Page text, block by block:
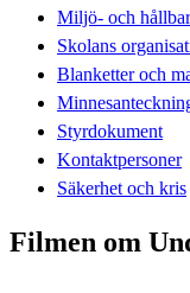
Miljö- och
Skolans
Blanketter och
Styrdokument
Kontaktpersoner
Säkerhet och kris
Filmen om